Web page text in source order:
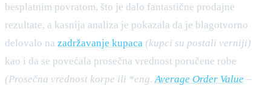
besplatnim povratom, što je dalo fantastične prodajne
rezultate, a kasnija analiza je pokazala da je blagotvorno
delovalo na zadržavanje kupaca (kupci su postali verniji)
kao i da se povećala prosečna vrednost poručene robe
(Prosečna vrednost korpe ili *eng.Average Order Value –